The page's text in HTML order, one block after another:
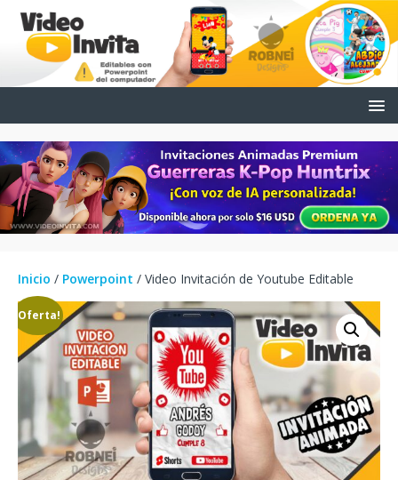
Inicio / Powerpoint / Video Invitación de Youtube Editable
¡Oferta!